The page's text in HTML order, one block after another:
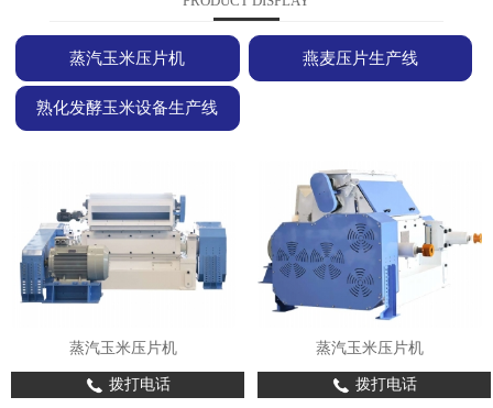
蒸汽玉米压片机 燕麦压片生产线
熟化发酵玉米设备生产线
蒸汽玉米压片机
拨打电话
蒸汽玉米压片机
拨打电话